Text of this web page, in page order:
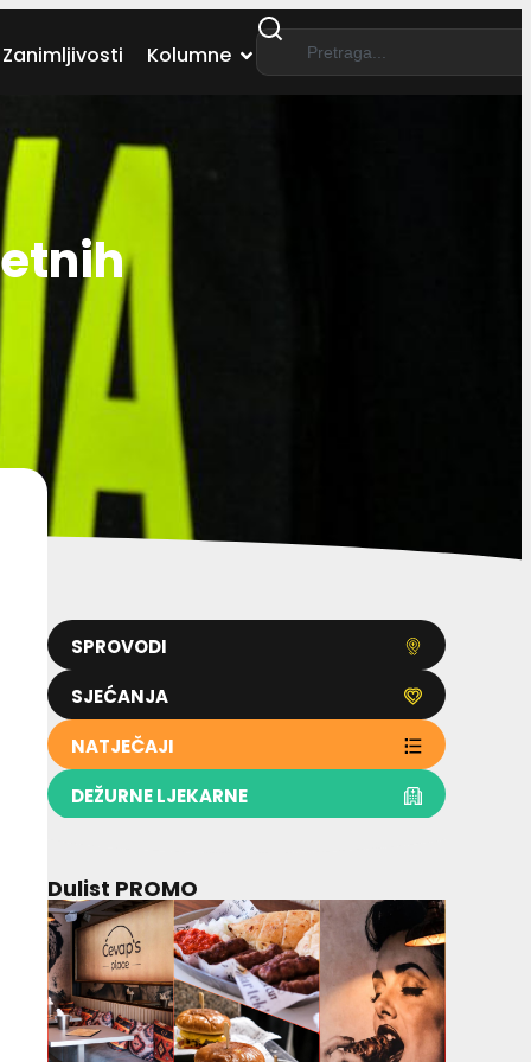
Zanimljivosti Kolumne
SPROVODI
SJEĆANJA
NATJEČAJI
DEŽURNE LJEKARNE
Dulist PROMO